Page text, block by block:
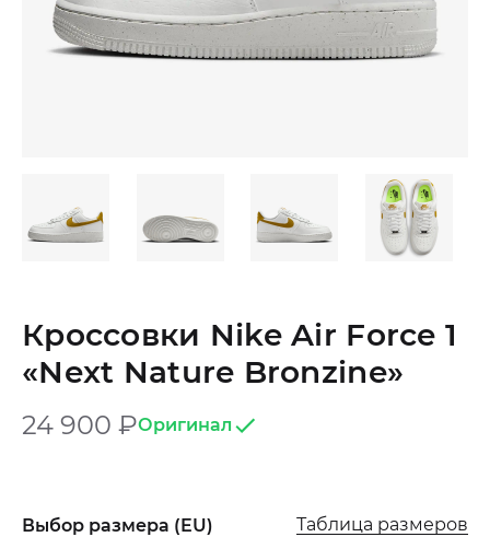
Кроссовки Nike Air Force 1
«Next Nature Bronzine»
24 900 ₽Оригинал
Выбор размера (EU) Таблица размеров